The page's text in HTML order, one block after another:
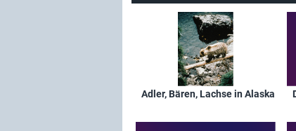
Adler, Bären, Lachse in Alaska